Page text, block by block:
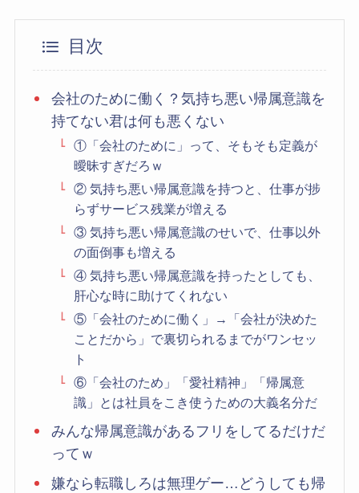
目次
会社のために働く？気持ち悪い帰属意識を
持てない君は何も悪くない
①「会社のために」って、そもそも定義が
曖昧すぎだろｗ
② 気持ち悪い帰属意識を持つと、仕事が捗
らずサービス残業が増える
③ 気持ち悪い帰属意識のせいで、仕事以外
の面倒事も増える
④ 気持ち悪い帰属意識を持ったとしても、
肝心な時に助けてくれない
⑤「会社のために働く」→「会社が決めた
ことだから」で裏切られるまでがワンセッ
ト
⑥「会社のため」「愛社精神」「帰属意
識」とは社員をこき使うための大義名分だ
みんな帰属意識があるフリをしてるだけだ
ってｗ
嫌なら転職しろは無理ゲー…どうしても帰